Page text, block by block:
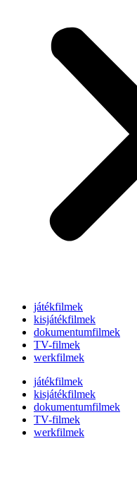
játékfilmek
kisjátékfilmek
dokumentumfilmek
TV-filmek
werkfilmek
játékfilmek
kisjátékfilmek
dokumentumfilmek
TV-filmek
werkfilmek